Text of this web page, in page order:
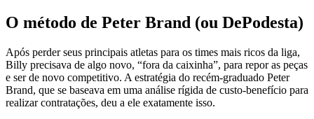
O método de Peter Brand (ou DePodesta)
Após perder seus principais atletas para os times mais ricos da liga,
Billy precisava de algo novo, “fora da caixinha”, para repor as peças
e ser de novo competitivo. A estratégia do recém-graduado Peter
Brand, que se baseava em uma análise rígida de custo-benefício para
realizar contratações, deu a ele exatamente isso.